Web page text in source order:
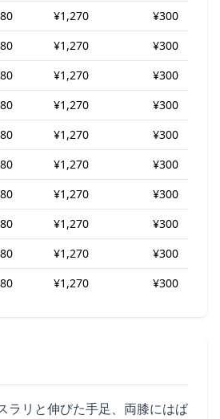
¥1,270
¥300
¥1,270
¥300
¥1,270
¥300
¥1,270
¥300
¥1,270
¥300
¥1,270
¥300
¥1,270
¥300
¥1,270
¥300
¥1,270
¥300
¥1,270 ¥300
ラリと伸びた手足、両膝にはば